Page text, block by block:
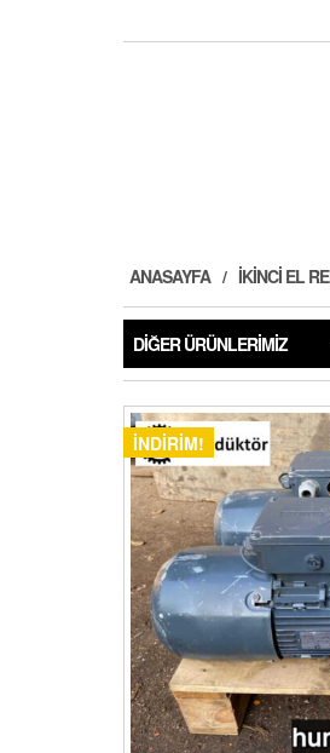
ANASAYFA İKINCI EL
DIĞER ÜRÜNLERIMIZ
İNDIRIM!